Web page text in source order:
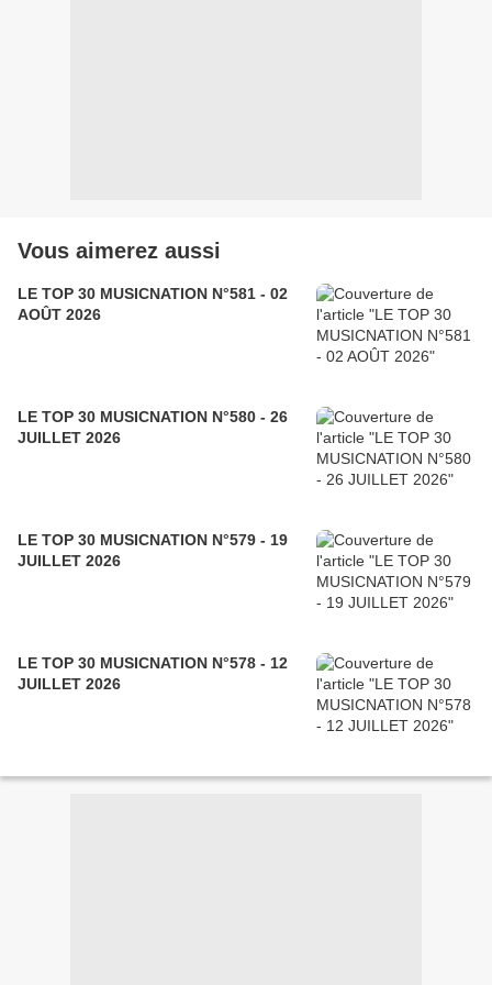
Vous aimerez aussi
LE TOP 30 MUSICNATION N°581 - 02
AOÛT 2026
LE TOP 30 MUSICNATION N°580 - 26
JUILLET 2026
LE TOP 30 MUSICNATION N°579 - 19
JUILLET 2026
LE TOP 30 MUSICNATION N°578 - 12
JUILLET 2026